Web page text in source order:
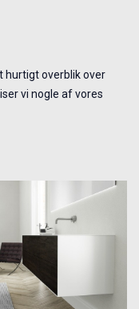
hurtigt overblik over
vi nogle af vores